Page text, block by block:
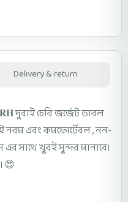
Delivery & return
দুবাই চেরি জর্জেট ডাবল
নরম এবং কমফোর্টেবল , নন-
এর সাথে খুবই সুন্দর মানাবে।
😍